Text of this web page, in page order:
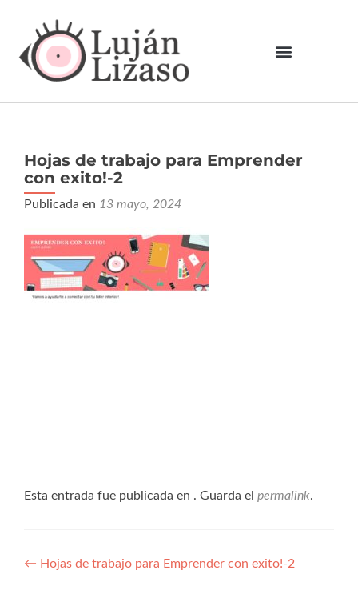
Hojas de trabajo para Emprender
con exito!-2
Publicada en 13 mayo, 2024
Esta entrada fue publicada en . Guarda el permalink.
← Hojas de trabajo para Emprender con exito!-2